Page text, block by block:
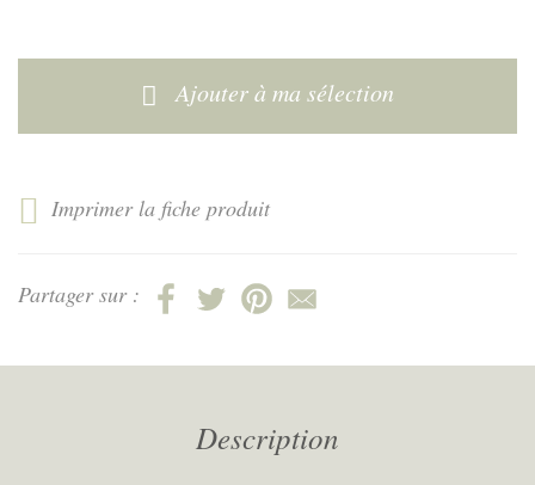
Ajouter à ma sélection
Imprimer la fiche produit
Partager sur :
Description